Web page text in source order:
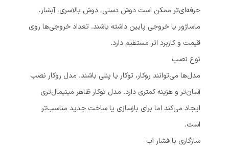
حرفه‌ای‌تر ممکن است دوش دستی، دوش بالاسری، آبشار،
ماساژور یا خروجی پایین داشته باشند. تعداد خروجی‌ها روی
قیمت و کاربرد اثر مستقیم دارد.
نوع نصب
مدل‌ها می‌توانند روکار، توکار یا پنلی باشند. مدل روکار نصب
آسان‌تر و هزینه کمتری دارد. مدل توکار ظاهر مینیمال‌تری
ایجاد می‌کند اما برای بازسازی یا ساخت جدید مناسب‌تر
است.
سازگاری با فشار آب